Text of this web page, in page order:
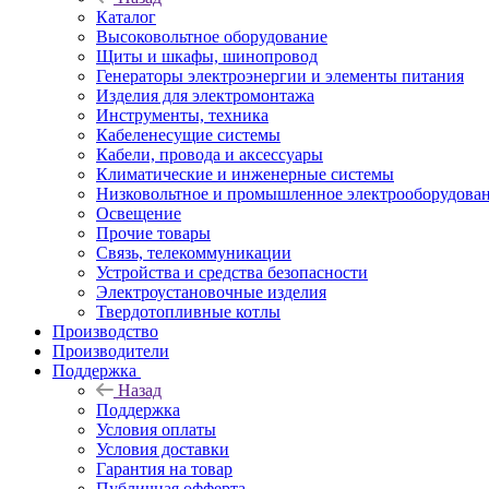
Каталог
Высоковольтное оборудование
Щиты и шкафы, шинопровод
Генераторы электроэнергии и элементы питания
Изделия для электромонтажа
Инструменты, техника
Кабеленесущие системы
Кабели, провода и аксессуары
Климатические и инженерные системы
Низковольтное и промышленное
Освещение
Прочие товары
Связь, телекоммуникации
Устройства и средства безопасности
Электроустановочные изделия
Твердотопливные котлы
Производство
Производители
Поддержка
Назад
Поддержка
Условия оплаты
Условия доставки
Гарантия на товар